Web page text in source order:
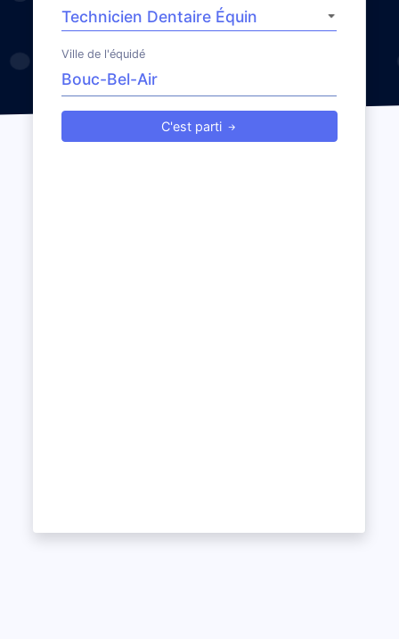
Ville de l'équidé
C'est parti